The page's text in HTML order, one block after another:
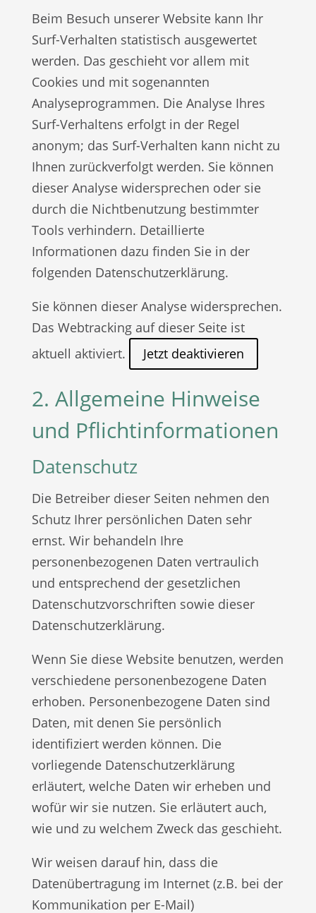
Beim Besuch unserer Website kann Ihr
Surf-Verhalten statistisch ausgewertet
werden. Das geschieht vor allem mit
Cookies und mit sogenannten
Analyseprogrammen. Die Analyse Ihres
Surf-Verhaltens erfolgt in der Regel
anonym; das Surf-Verhalten kann nicht zu
Ihnen zurückverfolgt werden. Sie können
dieser Analyse widersprechen oder sie
durch die Nichtbenutzung bestimmter
Tools verhindern. Detaillierte
Informationen dazu finden Sie in der
folgenden Datenschutzerklärung.
Sie können dieser Analyse widersprechen.
Das Webtracking auf dieser Seite ist
aktuell aktiviert. Jetzt deaktivieren
2. Allgemeine Hinweise
und Pflichtinformationen
Datenschutz
Die Betreiber dieser Seiten nehmen den
Schutz Ihrer persönlichen Daten sehr
ernst. Wir behandeln Ihre
personenbezogenen Daten vertraulich
und entsprechend der gesetzlichen
Datenschutzvorschriften sowie dieser
Datenschutzerklärung.
Wenn Sie diese Website benutzen, werden
verschiedene personenbezogene Daten
erhoben. Personenbezogene Daten sind
Daten, mit denen Sie persönlich
identifiziert werden können. Die
vorliegende Datenschutzerklärung
erläutert, welche Daten wir erheben und
wofür wir sie nutzen. Sie erläutert auch,
wie und zu welchem Zweck das geschieht.
Wir weisen darauf hin, dass die
Datenübertragung im Internet (z.B. bei der
Kommunikation per E-Mail)